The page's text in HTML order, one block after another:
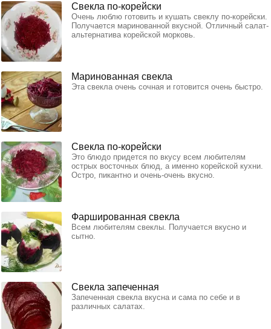
Свекла по-корейски
Очень люблю готовить и кушать свеклу по-корейски.
Получается маринованной вкусной. Отличный салат-
альтернатива корейской морковь.
Маринованная свекла
Эта свекла очень сочная и готовится очень быстро.
Свекла по-корейски
Это блюдо придется по вкусу всем любителям
острых восточных блюд, а именно корейской кухни.
Остро, пикантно и очень-очень вкусно.
Фаршированная свекла
Всем любителям свеклы. Получается вкусно и
сытно.
Свекла запеченная
Запеченная свекла вкусна и сама по себе и в
различных салатах.